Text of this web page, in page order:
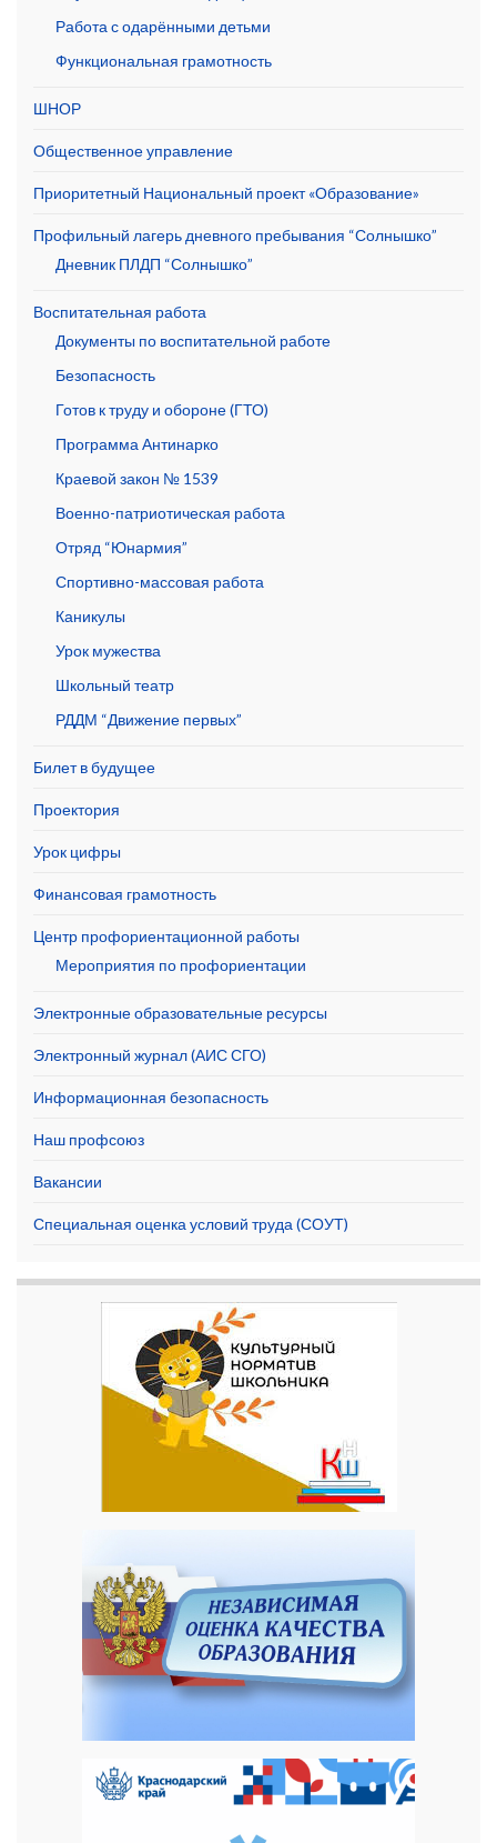
Работа с одарёнными детьми
Функциональная грамотность
ШНОР
Общественное управление
Приоритетный Национальный проект «Образование»
Профильный лагерь дневного пребывания “Солнышко”
Дневник ПЛДП “Солнышко”
Воспитательная работа
Документы по воспитательной работе
Безопасность
Готов к труду и обороне (ГТО)
Программа Антинарко
Краевой закон № 1539
Военно-патриотическая работа
Отряд “Юнармия”
Спортивно-массовая работа
Каникулы
Урок мужества
Школьный театр
РДДМ “Движение первых”
Билет в будущее
Проектория
Урок цифры
Финансовая грамотность
Центр профориентационной работы
Мероприятия по профориентации
Электронные образовательные ресурсы
Электронный журнал (АИС СГО)
Информационная безопасность
Наш профсоюз
Вакансии
Специальная оценка условий труда (СОУТ)